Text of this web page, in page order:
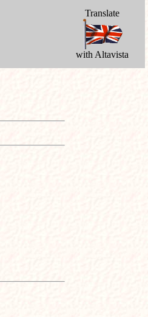
Translate
with Altavista